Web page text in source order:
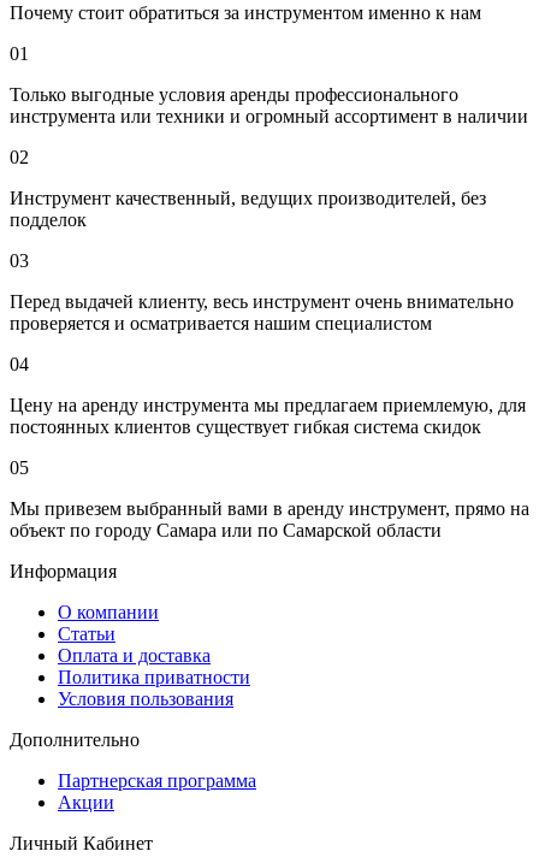
Почему стоит обратиться за инструментом именно к нам
01
Только выгодные условия аренды профессионального
инструмента или техники и огромный ассортимент в наличии
02
Инструмент качественный, ведущих производителей, без
подделок
03
Перед выдачей клиенту, весь инструмент очень внимательно
проверяется и осматривается нашим специалистом
04
Цену на аренду инструмента мы предлагаем приемлемую, для
постоянных клиентов существует гибкая система скидок
05
Мы привезем выбранный вами в аренду инструмент, прямо на
объект по городу Самара или по Самарской области
Информация
О компании
Статьи
Оплата и доставка
Политика приватности
Условия пользования
Дополнительно
Партнерская программа
Акции
Личный Кабинет